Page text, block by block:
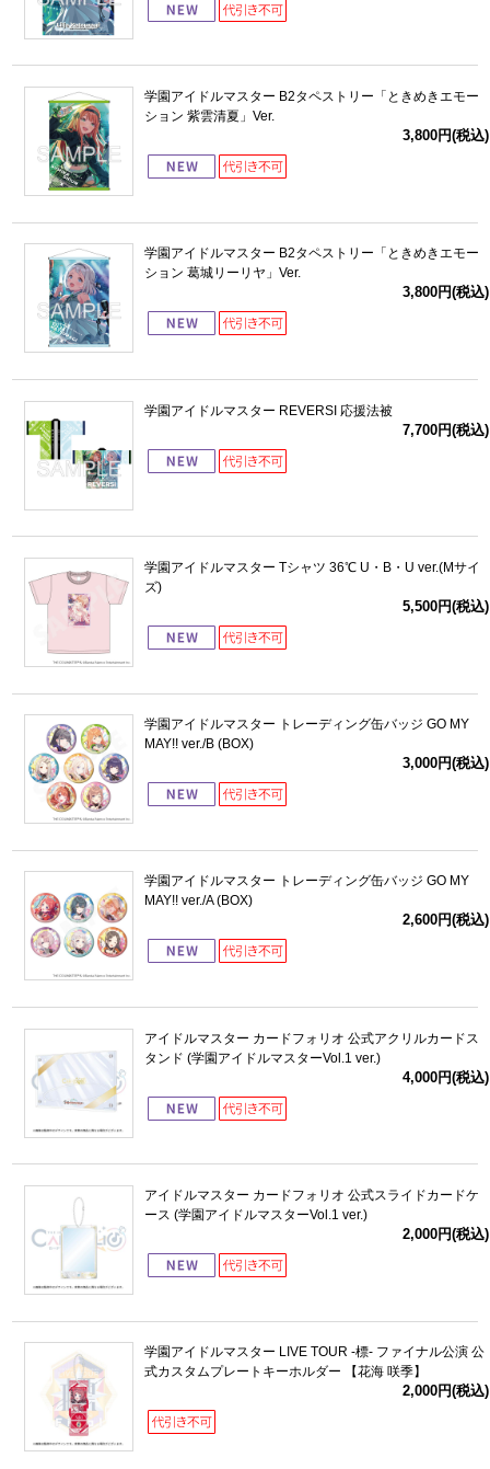
学園アイドルマスター B2タペストリー「ときめきエモー
ション 紫雲清夏」Ver.
3,800円(税込)
学園アイドルマスター B2タペストリー「ときめきエモー
ション 葛城リーリヤ」Ver.
3,800円(税込)
学園アイドルマスター REVERSI 応援法被
7,700円(税込)
学園アイドルマスター Tシャツ 36℃ U・B・U ver.(Mサイ
ズ)
5,500円(税込)
学園アイドルマスター トレーディング缶バッジ GO MY
MAY!! ver./B (BOX)
3,000円(税込)
学園アイドルマスター トレーディング缶バッジ GO MY
MAY!! ver./A (BOX)
2,600円(税込)
アイドルマスター カードフォリオ 公式アクリルカードス
タンド (学園アイドルマスターVol.1 ver.)
4,000円(税込)
アイドルマスター カードフォリオ 公式スライドカードケ
ース (学園アイドルマスターVol.1 ver.)
2,000円(税込)
学園アイドルマスター LIVE TOUR -標- ファイナル公演 公
式カスタムプレートキーホルダー 【花海 咲季】
2,000円(税込)